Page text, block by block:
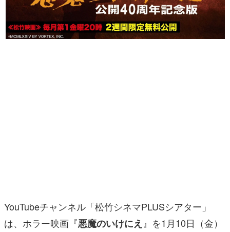
なんでゲームは面白い？
ゲーム開発者・hamatsu氏がゲームの魅力を画面や操作の
具体的な形から解き明かしていく、硬派で骨太な評論連載
その他
YouTubeチャンネル「松竹シネマPLUSシアター」
は、ホラー映画『悪魔のいけにえ 』を1月10日（金）